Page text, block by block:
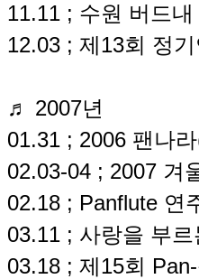
11.11 ; 수원 버드
12.03 ; 제13회 정
♬ 2007년
01.31 ; 2006 팬나
02.03-04 ; 2007 겨
02.18 ; Panflute 연
03.11 ; 사랑을 부
03.18 ; 제15회